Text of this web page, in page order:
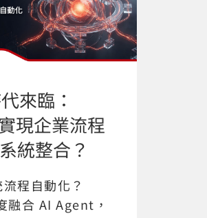
來臨：
現企業流程
統整合？
程自動化？
融合 AI Agent，